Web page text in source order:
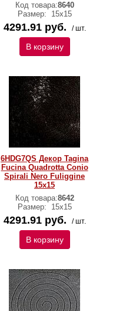
Код товара:8640
Размер:
15x15
4291.91 руб. / шт.
В корзину
6HDG7QS Декор Tagina
Fucina Quadrotta Conio
Spirali Nero Fuliggine
15x15
Код товара:8642
Размер:
15x15
4291.91 руб. / шт.
В корзину